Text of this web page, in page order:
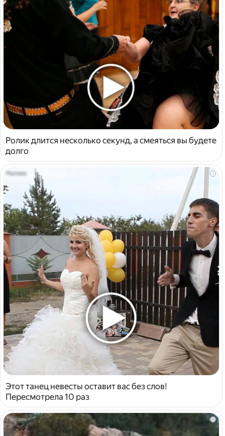
Ролик длится несколько секунд, а смеяться вы будете
долго
i
Этот танец невесты оставит вас без слов!
Пересмотрела 10 раз
i